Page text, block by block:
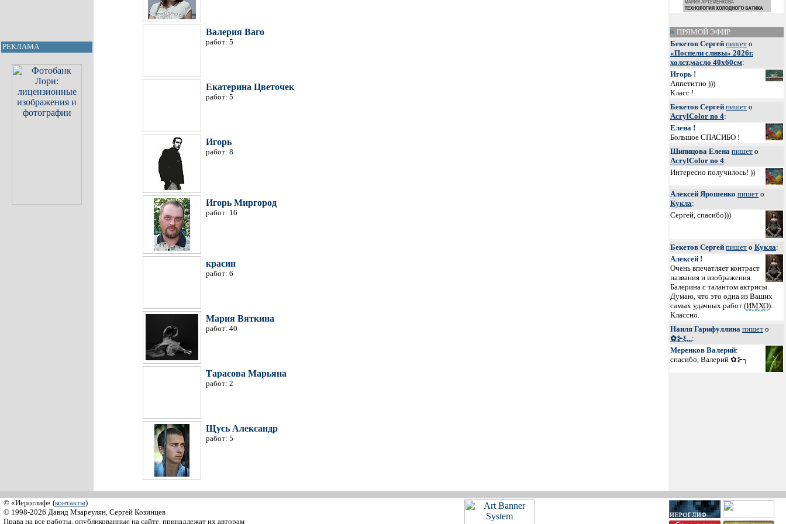
РЕКЛАМА
Валерия Ваго
работ: 5
Екатерина Цветочек
работ: 5
Игорь
работ: 8
Игорь Миргород
работ: 16
красин
работ: 6
Мария Вяткина
работ: 40
Тарасова Марьяна
работ: 2
Щусь Александр
работ: 5
ПРЯМОЙ ЭФИР
Бекетов Сергей пишет о
«Поспели сливы» 2026г.
холст,масло 40х60см:
Игорь !
Аппетитно )))
Класс !
Бекетов Сергей пишет о
AcrylColor no 4:
Елена !
Большое СПАСИБО !
Шипицова Елена пишет о
AcrylColor no 4:
Интересно получилось! ))
Алексей Ярошенко пишет о
Кукла:
Сергей, спасибо)))
Бекетов Сергей пишет о Кукла:
Алексей !
Очень впечатляет контраст
названия и изображения.
Балерина с талантом актрисы.
Думаю, что это одна из Ваших
самых удачных работ (ИМХО).
Классно.
Наиля Гарифуллина пишет о
✿⊱ξ...:
Меренков Валерий:
спасибо, Валерий ✿⊱╮
© «Иероглиф» (контакты)
© 1998-2026 Давид Мзареулян, Сергей Козинцев
Права на все работы, опубликованные на сайте, принадлежат их авторам